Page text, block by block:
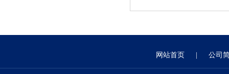
网站首页 公司